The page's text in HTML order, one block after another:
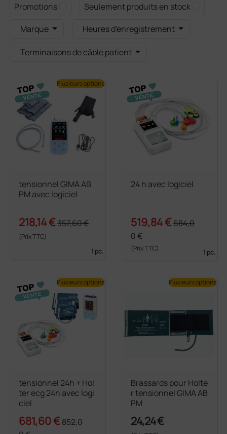
Promotions
Seulement produits en stock
Marque
Heures d'enregistrement
Terminaisons de câble patient
tensionnel GIMA AB
PM avec logiciel
218,14 €357,60 €
(Prix TTC)
1 pc.
Plusieurs options
24 h avec logiciel
519,84 €684,0
0 €
(Prix TTC) 1 pc.
tensionnel 24h + Hol
ter ecg 24h avec logi
ciel
681,60 €852,0
Plusieurs options
Brassards pour Holte
r tensionnel GIMA AB
PM
24,24 €
Plusieurs options